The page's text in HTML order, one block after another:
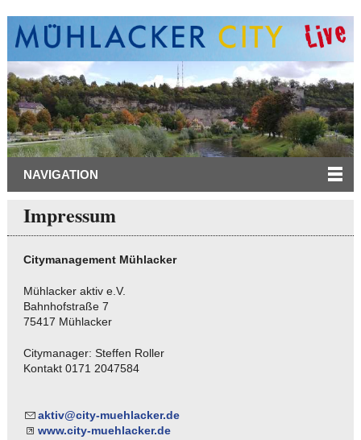
NAVIGATION
Impressum
Citymanagement Mühlacker
Mühlacker aktiv e.V.
Bahnhofstraße 7
75417 Mühlacker
Citymanager: Steffen Roller
Kontakt 0171 2047584
kt v c ty-m hl ck r d
www.city-muehlacker.de